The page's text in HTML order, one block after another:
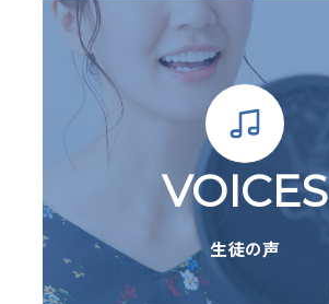
VOICES
生徒の声